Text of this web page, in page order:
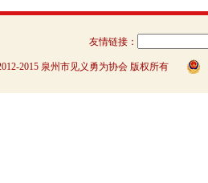
友情链接：
2015 泉州市见义勇为协会 版权所有